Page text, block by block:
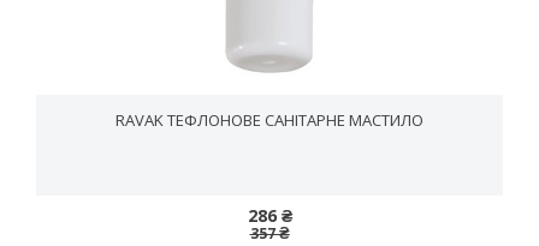
RAVAK ТЕФЛОНОВЕ САНІТАРНЕ МАСТИЛО
286 ₴
357 ₴